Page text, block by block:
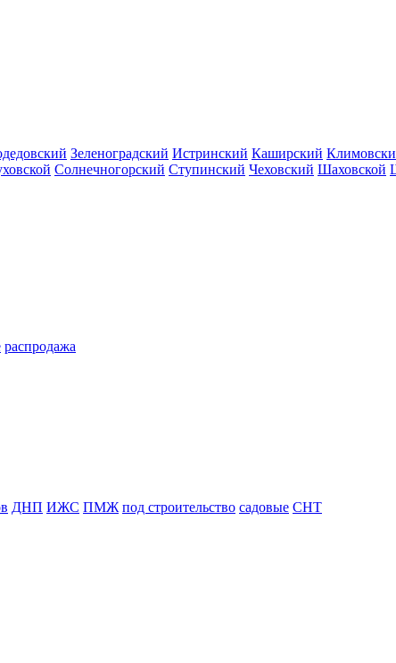
Зеленоградский Истринский Каширский
Солнечногорский Ступинский Чеховский Шаховской
распродажа
ДНП ИЖС ПМЖ под строительство садовые СНТ